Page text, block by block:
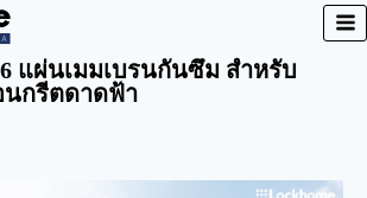
แผ่นเมมเบรนกันซึม สำหรับ
กรีตดาดฟ้า